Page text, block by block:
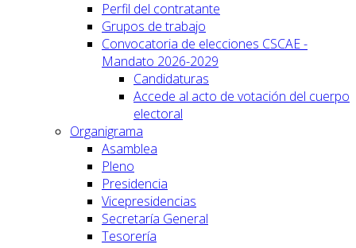
Perfil del contratante
Grupos de trabajo
Convocatoria de elecciones CSCAE -
Mandato 2026-2029
Candidaturas
Accede al acto de votación del cuerpo
electoral
Organigrama
Asamblea
Pleno
Presidencia
Vicepresidencias
Secretaría General
Tesorería